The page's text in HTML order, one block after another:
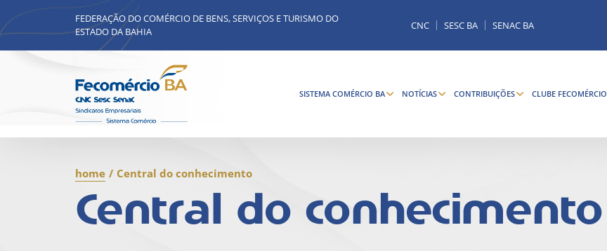
FEDERAÇÃO DO COMÉRCIO DE BENS, SERVIÇOS E TURISMO DO
ESTADO DA BAHIA
CNC SESC BA SENAC BA
SISTEMA COMÉRCIO BA NOTÍCIAS CONTRIBUIÇÕES CLUBE FECOMÉRCIO
home / Central do conhecimento
Central do conhecimento